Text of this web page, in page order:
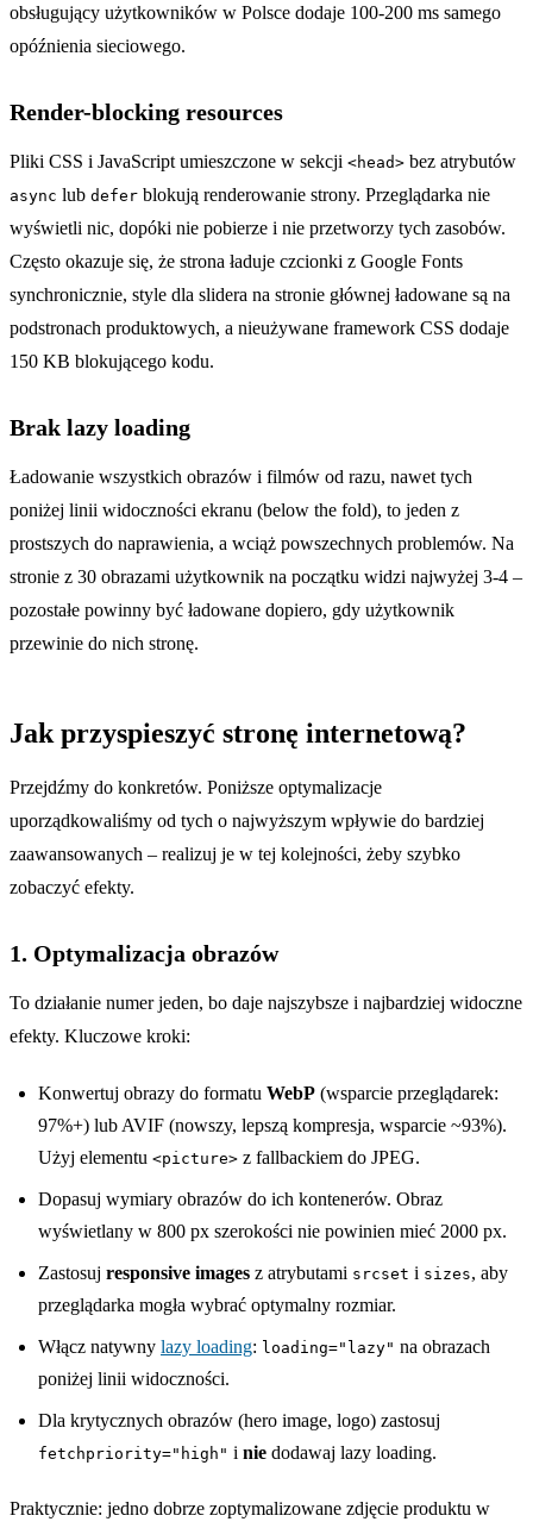
obsługujący użytkowników w Polsce dodaje 100-200 ms samego
opóźnienia sieciowego.
Render-blocking resources
Pliki CSS i JavaScript umieszczone w sekcji <head> bez atrybutów
async lub defer blokują renderowanie strony. Przeglądarka nie
wyświetli nic, dopóki nie pobierze i nie przetworzy tych zasobów.
Często okazuje się, że strona ładuje czcionki z Google Fonts
synchronicznie, style dla slidera na stronie głównej ładowane są na
podstronach produktowych, a nieużywane framework CSS dodaje
150 KB blokującego kodu.
Brak lazy loading
Ładowanie wszystkich obrazów i filmów od razu, nawet tych
poniżej linii widoczności ekranu (below the fold), to jeden z
prostszych do naprawienia, a wciąż powszechnych problemów. Na
stronie z 30 obrazami użytkownik na początku widzi najwyżej 3-4 –
pozostałe powinny być ładowane dopiero, gdy użytkownik
przewinie do nich stronę.
Jak przyspieszyć stronę internetową?
Przejdźmy do konkretów. Poniższe optymalizacje
uporządkowaliśmy od tych o najwyższym wpływie do bardziej
zaawansowanych – realizuj je w tej kolejności, żeby szybko
zobaczyć efekty.
1. Optymalizacja obrazów
To działanie numer jeden, bo daje najszybsze i najbardziej widoczne
efekty. Kluczowe kroki:
Konwertuj obrazy do formatu WebP (wsparcie przeglądarek:
97%+) lub AVIF (nowszy, lepszą kompresja, wsparcie ~93%).
Użyj elementu <picture> z fallbackiem do JPEG.
Dopasuj wymiary obrazów do ich kontenerów. Obraz
wyświetlany w 800 px szerokości nie powinien mieć 2000 px.
Zastosuj responsive images z atrybutami srcset i sizes, aby
przeglądarka mogła wybrać optymalny rozmiar.
Włącz natywny lazy loading: loading="lazy" na obrazach
poniżej linii widoczności.
Dla krytycznych obrazów (hero image, logo) zastosuj
fetchpriority="high" i nie dodawaj lazy loading.
Praktycznie: jedno dobrze zoptymalizowane zdjęcie produktu w